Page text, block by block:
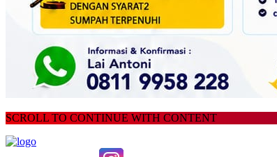
SCROLL TO CONTINUE WITH CONTENT